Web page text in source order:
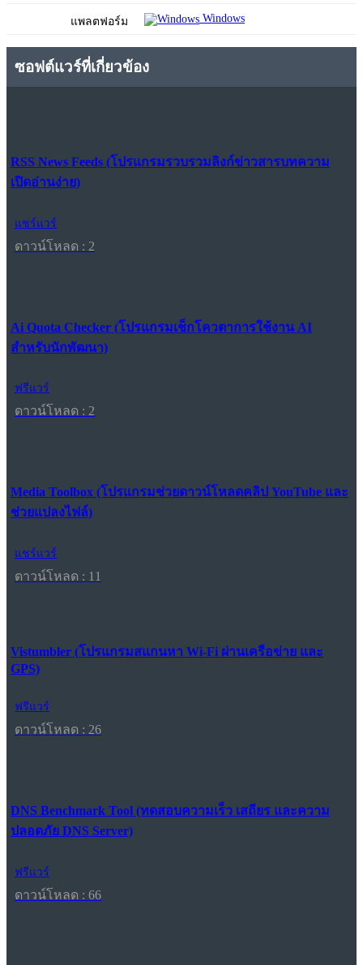
แพลตฟอร์ม Windows
ซอฟต์แวร์ที่เกี่ยวข้อง
RSS News Feeds (โปรแกรมรวบรวมลิงก์ข่าวสารบทความ
เปิดอ่านง่าย)
แชร์แวร์
ดาวน์โหลด : 2
Ai Quota Checker (โปรแกรมเช็กโควตาการใช้งาน AI
สำหรับนักพัฒนา)
ฟรีแวร์
ดาวน์โหลด : 2
Media Toolbox (โปรแกรมช่วยดาวน์โหลดคลิป YouTube และ
ช่วยแปลงไฟล์)
แชร์แวร์
ดาวน์โหลด : 11
Vistumbler (โปรแกรมสแกนหา Wi-Fi ผ่านเครือข่าย และ
GPS)
ฟรีแวร์
ดาวน์โหลด : 26
DNS Benchmark Tool (ทดสอบความเร็ว เสถียร และความ
ปลอดภัย DNS Server)
ฟรีแวร์
ดาวน์โหลด : 66